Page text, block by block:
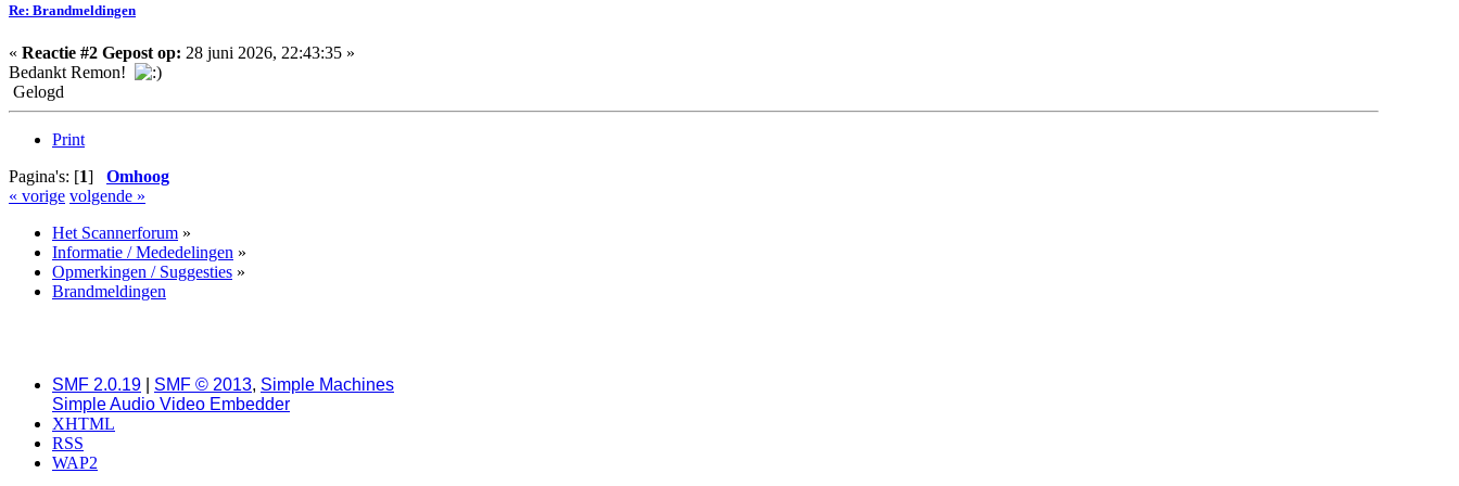
Re: Brandmeldingen
« Reactie #2 Gepost op: 28 juni 2026, 22:43:35 »
Bedankt Remon!
Gelogd
Print
Pagina's: [1] Omhoog
« vorige volgende »
Het Scannerforum »
Informatie / Mededelingen »
Opmerkingen / Suggesties »
Brandmeldingen
SMF 2.0.19 SMF © 2013, Simple Machines
Simple Audio Video Embedder
XHTML
RSS
WAP2